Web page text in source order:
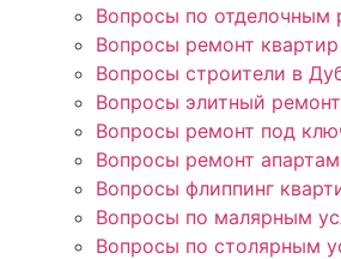
Вопросы по отделочным
Вопросы ремонт
Вопросы строители в
Вопросы элитный
Вопросы ремонт под
Вопросы ремонт
Вопросы флиппинг
Вопросы по малярным
Вопросы по столярным